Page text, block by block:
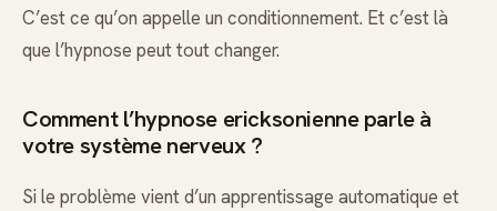
C’est ce qu’on appelle un conditionnement. Et c’est là
que l’hypnose peut tout changer.
Comment l’hypnose ericksonienne parle à
votre système nerveux ?
Si le problème vient d’un apprentissage automatique et